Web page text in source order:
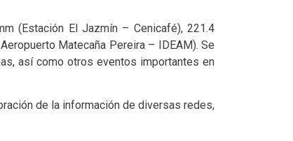
(Estación El Jazmín – Cenicafé), 221.4
Matecaña Pereira – IDEAM). Se
así como otros eventos importantes en
de la información de diversas redes,